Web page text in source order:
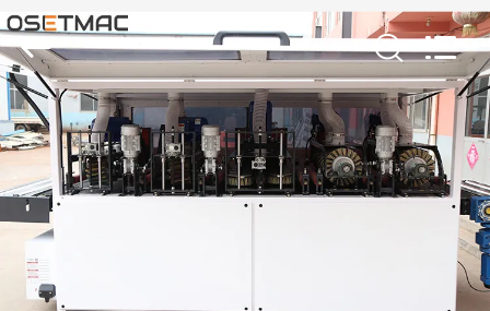
घर
उत्पादों
वीआर
शो
OSET
INTERNATIONAL
TRADING
CO.,
LTD..
All
Rights
Reserved.